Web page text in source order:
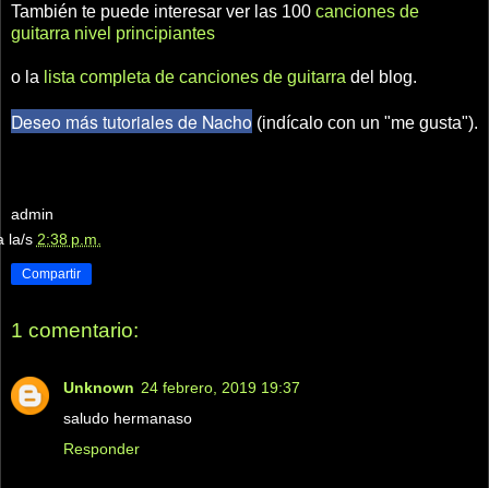
También te puede interesar ver las 100 canciones de
guitarra nivel principiantes
o la lista completa de canciones de guitarra del blog.
Deseo más tutoriales de Nacho (indícalo con un "me gusta").
admin
la/s 2:38 p.m.
Compartir
1 comentario:
Unknown 24 febrero, 2019 19:37
saludo hermanaso
Responder